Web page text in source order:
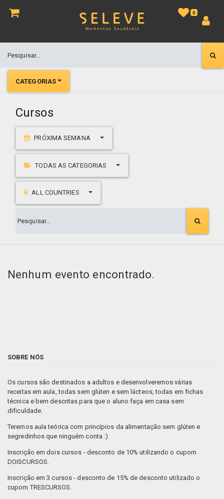
0
CATEGORIAS
Cursos
PRÓXIMA SEMANA
TODAS AS CATEGORIAS
ALL COUNTRIES
Nenhum evento encontrado.
SOBRE NÓS
Os cursos são destinados a adultos e desenvolveremos várias
receitas em aula, todas sem glúten e sem lácteos, todas em fichas
técnica e bem descritas para que o aluno faça em casa sem
dificuldade.
Teremos aula teórica com princípios da alimentação sem glúten e
segredinhos que ninguém conta :)
Inscrição em dois cursos - desconto de 10% utilizando o cupom
DOISCURSOS.
Inscrição em 3 cursos - desconto de 15% de desconto utilizado o
cupom TRESCURSOS.